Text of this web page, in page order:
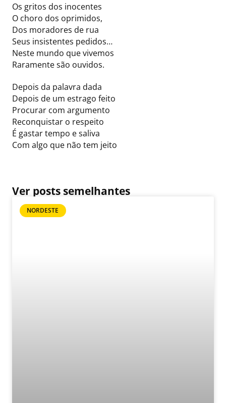
Os gritos dos inocentes
O choro dos oprimidos,
Dos moradores de rua
Seus insistentes pedidos…
Neste mundo que vivemos
Raramente são ouvidos.
Depois da palavra dada
Depois de um estrago feito
Procurar com argumento
Reconquistar o respeito
É gastar tempo e saliva
Com algo que não tem jeito
Ver posts semelhantes
NORDESTE